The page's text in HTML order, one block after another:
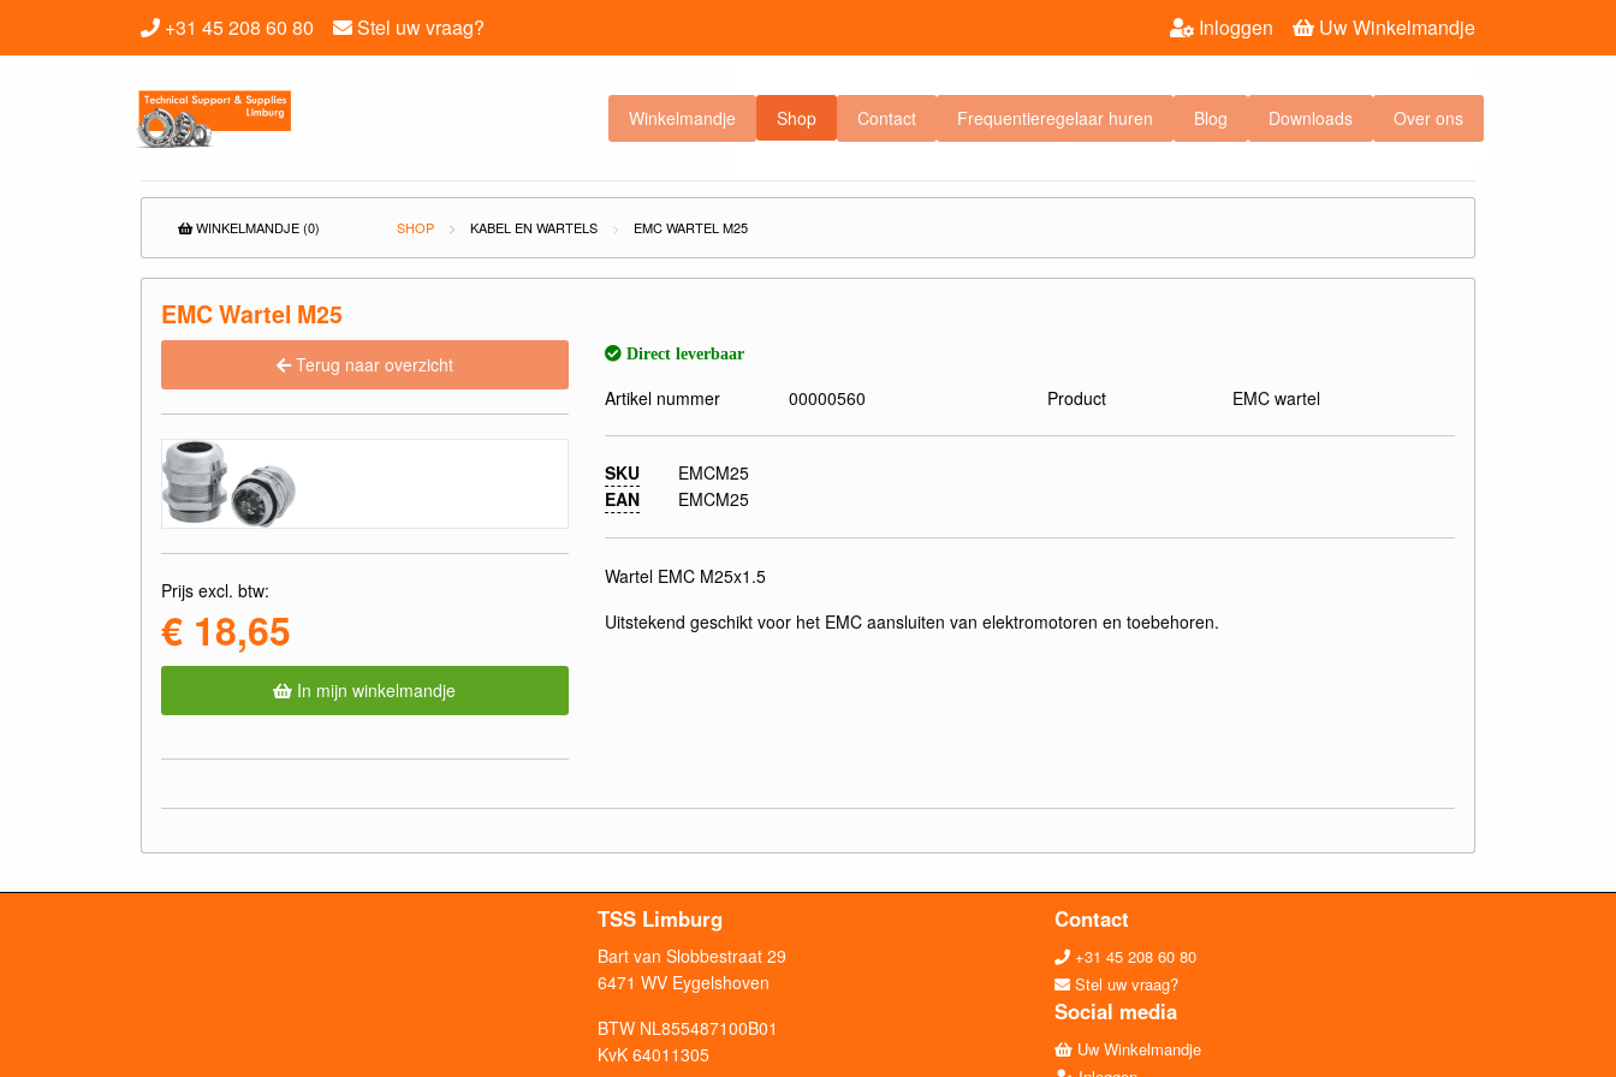
+31 45 208 60 80 Stel uw vraag? Uw Winkelmandje
Inloggen
Winkelmandje Shop Contact Frequentieregelaar huren Blog Downloads Over ons
WINKELMANDJE (0) SHOP KABEL EN WARTELS EMC WARTEL M25
EMC Wartel M25
Terug naar overzicht
Prijs excl. btw:
€ 18,65
In mijn winkelmandje
Direct leverbaar
Artikel nummer 00000560 Product EMC wartel
SKU
EMCM25
EAN
EMCM25
Wartel EMC M25x1.5
Uitstekend geschikt voor het EMC aansluiten van elektromotoren en toebehoren.
TSS Limburg
Bart van Slobbestraat 29
6471 WV Eygelshoven
BTW NL855487100B01
KvK 64011305
Contact
+31 45 208 60 80
Stel uw vraag?
Social media
Uw Winkelmandje